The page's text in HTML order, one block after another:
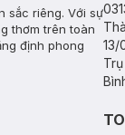
sắc riêng. Với sự
thơm trên toàn
định phong
13/